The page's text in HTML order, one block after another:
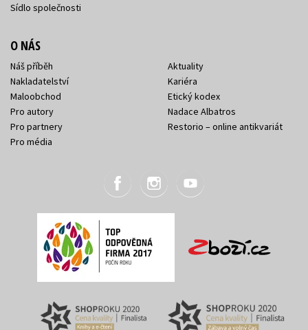
Sídlo společnosti
O NÁS
Náš příběh
Nakladatelství
Maloobchod
Pro autory
Pro partnery
Pro média
Aktuality
Kariéra
Etický kodex
Nadace Albatros
Restorio – online antikvariát